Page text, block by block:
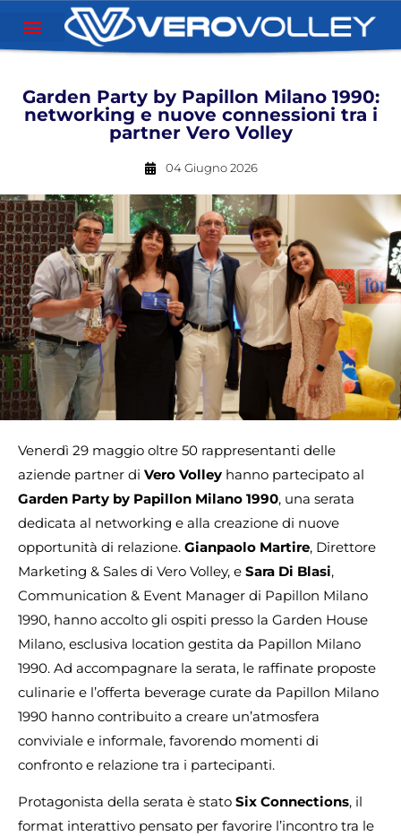
Garden Party by Papillon Milano 1990:
networking e nuove connessioni tra i
partner Vero Volley
04 Giugno 2026
Venerdì 29 maggio oltre 50 rappresentanti delle
aziende partner di Vero Volley hanno partecipato al
Garden Party by Papillon Milano 1990, una serata
dedicata al networking e alla creazione di nuove
opportunità di relazione. Gianpaolo Martire, Direttore
Marketing & Sales di Vero Volley, e Sara Di Blasi,
Communication & Event Manager di Papillon Milano
1990, hanno accolto gli ospiti presso la Garden House
Milano, esclusiva location gestita da Papillon Milano
1990. Ad accompagnare la serata, le raffinate proposte
culinarie e l’offerta beverage curate da Papillon Milano
1990 hanno contribuito a creare un’atmosfera
conviviale e informale, favorendo momenti di
confronto e relazione tra i partecipanti.
Protagonista della serata è stato Six Connections, il
format interattivo pensato per favorire l’incontro tra le